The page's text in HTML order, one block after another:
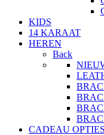
KIDS
14 KARAAT
HEREN
Back
CADEAU OPTIES